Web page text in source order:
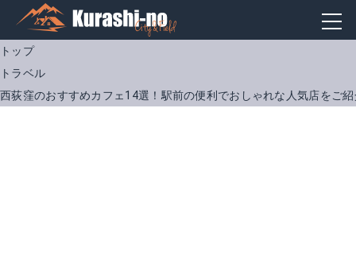
トップ
トラベル
西荻窪のおすすめカフェ14選！駅前の便利でおしゃれな人気店をご